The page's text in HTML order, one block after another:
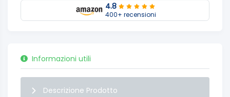
4.8
400+ recensioni
Informazioni utili
Descrizione Prodotto